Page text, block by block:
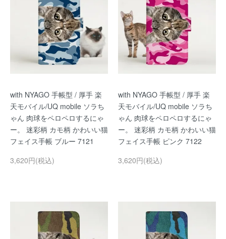
with NYAGO 手帳型 / 厚手 楽
天モバイル/UQ mobile ソラち
ゃん 肉球をペロペロするにゃ
ー。 迷彩柄 カモ柄 かわいい猫
フェイス手帳 ブルー 7121
3,620円(税込)
with NYAGO 手帳型 / 厚手 楽
天モバイル/UQ mobile ソラち
ゃん 肉球をペロペロするにゃ
ー。 迷彩柄 カモ柄 かわいい猫
フェイス手帳 ピンク 7122
3,620円(税込)